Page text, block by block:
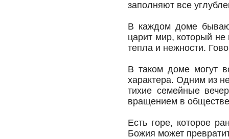
заполняют все
В каждом доме
царит мир, который
тепла и нежности.
В таком доме могут
характера. Одним из
тихие семейные
вращением в
Есть горе, которое
Божия может